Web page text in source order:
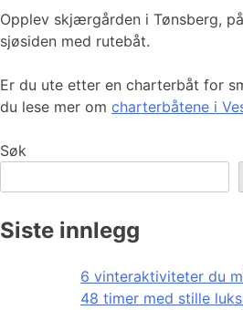
Opplev skjærgården i Tønsberg,
sjøsiden med rutebåt.
Er du ute etter en charterbåt for
du lese mer om charterbåtene i
Søk
Siste innlegg
6 vinteraktiviteter du
48 timer med stille